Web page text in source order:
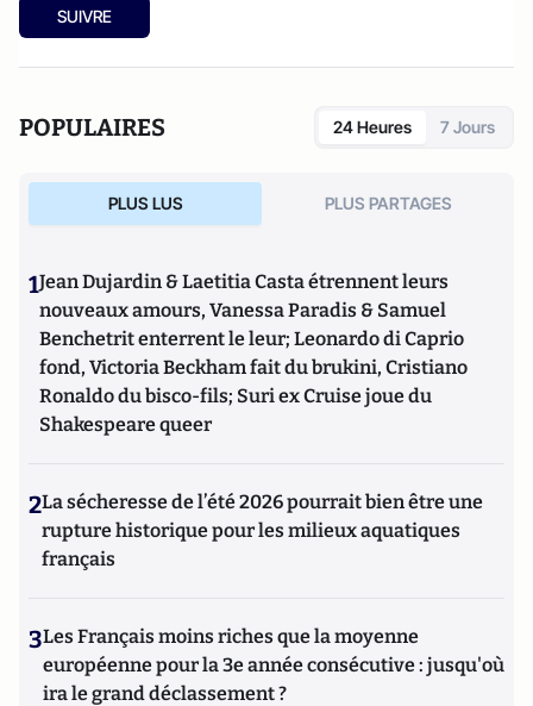
SUIVRE
POPULAIRES 24 Heures 7 Jours
PLUS LUS PLUS PARTAGES
1Jean Dujardin & Laetitia Casta étrennent leurs
nouveaux amours, Vanessa Paradis & Samuel
Benchetrit enterrent le leur; Leonardo di Caprio
fond, Victoria Beckham fait du brukini, Cristiano
Ronaldo du bisco-fils; Suri ex Cruise joue du
Shakespeare queer
2La sécheresse de l’été 2026 pourrait bien être une
rupture historique pour les milieux aquatiques
français
3Les Français moins riches que la moyenne
européenne pour la 3e année consécutive : jusqu'où
ira le grand déclassement ?